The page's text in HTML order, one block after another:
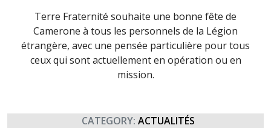
Terre Fraternité souhaite une bonne fête de
Camerone à tous les personnels de la Légion
étrangère, avec une pensée particulière pour tous
ceux qui sont actuellement en opération ou en
mission.
CATEGORY: ACTUALITÉS